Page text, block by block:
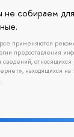
не собираем
применяются
предоставления
сведений,
находящихся на